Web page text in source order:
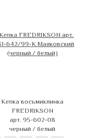
Кепка восьмиклинка
FREDRIKSON
арт. 95-602-08
черный / белый